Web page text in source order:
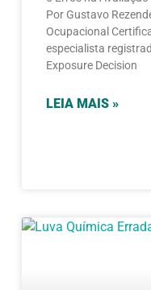
Por Gustavo
Ocupacional
especialista
Exposure Decision
LEIA MAIS »